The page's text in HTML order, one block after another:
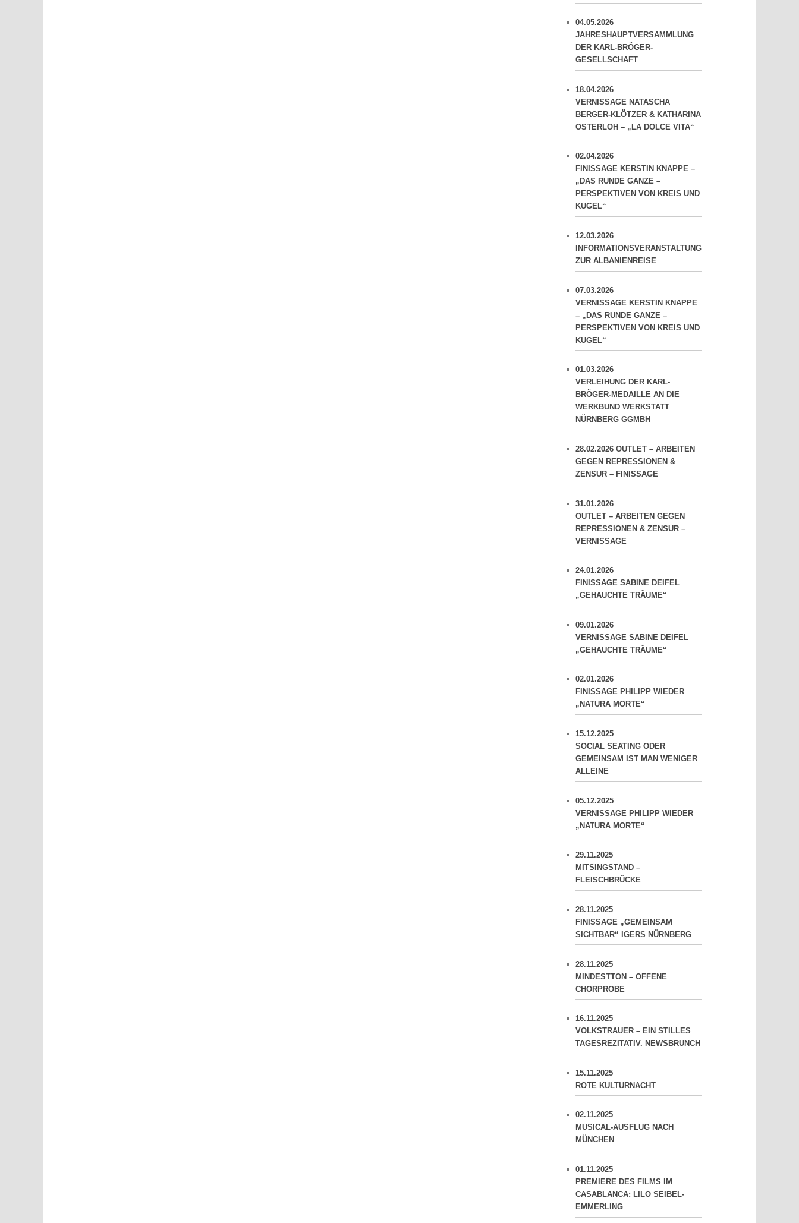
04.05.2026
JAHRESHAUPTVERSAMMLUNG
DER KARL-BRÖGER-
GESELLSCHAFT
18.04.2026
VERNISSAGE NATASCHA
BERGER-KLÖTZER & KATHARINA
OSTERLOH – „LA DOLCE VITA“
02.04.2026
FINISSAGE KERSTIN KNAPPE –
„DAS RUNDE GANZE –
PERSPEKTIVEN VON KREIS UND
KUGEL“
12.03.2026
INFORMATIONSVERANSTALTUNG
ZUR ALBANIENREISE
07.03.2026
VERNISSAGE KERSTIN KNAPPE
– „DAS RUNDE GANZE –
PERSPEKTIVEN VON KREIS UND
KUGEL“
01.03.2026
VERLEIHUNG DER KARL-
BRÖGER-MEDAILLE AN DIE
WERKBUND WERKSTATT
NÜRNBERG GGMBH
28.02.2026 OUTLET – ARBEITEN
GEGEN REPRESSIONEN &
ZENSUR – FINISSAGE
31.01.2026
OUTLET – ARBEITEN GEGEN
REPRESSIONEN & ZENSUR –
VERNISSAGE
24.01.2026
FINISSAGE SABINE DEIFEL
„GEHAUCHTE TRÄUME“
09.01.2026
VERNISSAGE SABINE DEIFEL
„GEHAUCHTE TRÄUME“
02.01.2026
FINISSAGE PHILIPP WIEDER
„NATURA MORTE“
15.12.2025
SOCIAL SEATING ODER
GEMEINSAM IST MAN WENIGER
ALLEINE
05.12.2025
VERNISSAGE PHILIPP WIEDER
„NATURA MORTE“
29.11.2025
MITSINGSTAND –
FLEISCHBRÜCKE
28.11.2025
FINISSAGE „GEMEINSAM
SICHTBAR“ IGERS NÜRNBERG
28.11.2025
MINDESTTON – OFFENE
CHORPROBE
16.11.2025
VOLKSTRAUER – EIN STILLES
TAGESREZITATIV. NEWSBRUNCH
15.11.2025
ROTE KULTURNACHT
02.11.2025
MUSICAL-AUSFLUG NACH
MÜNCHEN
01.11.2025
PREMIERE DES FILMS IM
CASABLANCA: LILO SEIBEL-
EMMERLING